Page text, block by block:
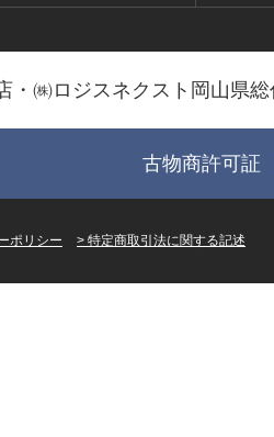
・㈱ロジスネクスト岡山県
古物商許可
ポリシー 特定商取引法に関する記述